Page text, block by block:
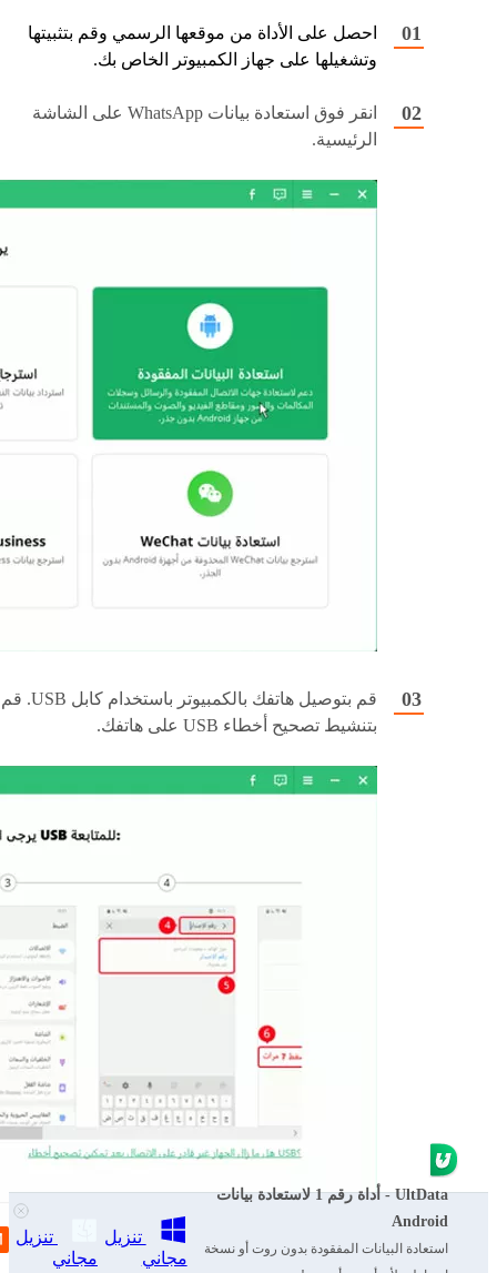
احصل على الأداة من موقعها الرسمي وقم بتثبيتها
وتشغيلها على جهاز الكمبيوتر الخاص بك.
انقر فوق استعادة بيانات WhatsApp على الشاشة
الرئيسية.
قم بتوصيل هاتفك بالكمبيوتر باستخدام كابل USB. قم
بتنشيط تصحيح أخطاء USB على هاتفك.
UltData - أداة رقم 1 لاستعادة بيانات
Android
استعادة البيانات المفقودة بدون روت أو نسخة
تنزيل
مجاني
تنزيل
مجاني